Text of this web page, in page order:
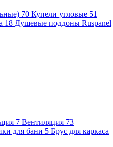
70 Купели угловые 51
18 Душевые поддоны Ruspanel
7 Вентиляция 73
для бани 5 Брус для каркаса